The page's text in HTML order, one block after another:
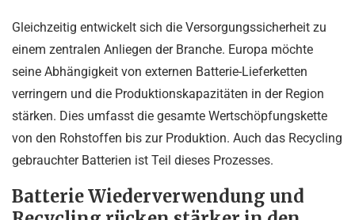
Gleichzeitig entwickelt sich die Versorgungssicherheit zu
einem zentralen Anliegen der Branche. Europa möchte
seine Abhängigkeit von externen Batterie-Lieferketten
verringern und die Produktionskapazitäten in der Region
stärken. Dies umfasst die gesamte Wertschöpfungskette
von den Rohstoffen bis zur Produktion. Auch das Recycling
gebrauchter Batterien ist Teil dieses Prozesses.
Batterie Wiederverwendung und